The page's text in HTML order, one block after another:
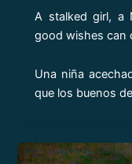
A stalked girl, a
good wishes can
Una niña
que los buenos